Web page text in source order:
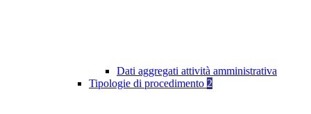
Dati aggregati attività amministrativa
Tipologie di procedimento 2